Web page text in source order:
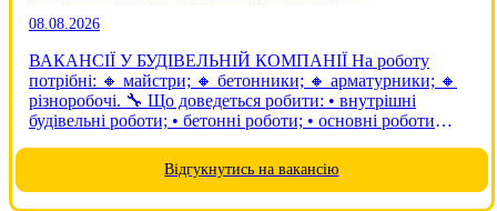
08.08.2026
ВАКАНСІЇ У БУДІВЕЛЬНІЙ КОМПАНІЇ На роботу
потрібні: 🔸 майстри; 🔸 бетонники; 🔸 арматурники; 🔸
різноробочі. 🔧 Що доведеться робити: • внутрішні
будівельні роботи; • бетонні роботи; • основні роботи
до 60 років; • досвід...Відгукнутись на вакансію